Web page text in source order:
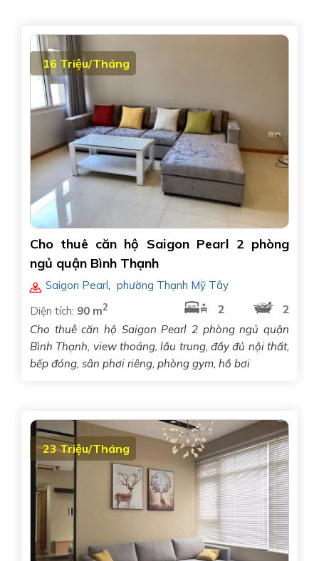
16 Triệu/Tháng
Cho thuê căn hộ Saigon Pearl 2 phòng
ngủ quận Bình Thạnh
Saigon Pearl, phường Thạnh Mỹ Tây
Diện tích: 90 m2 2
2
Cho thuê căn hộ Saigon Pearl 2 phòng ngủ quận
Bình Thạnh, view thoáng, lầu trung, đầy đủ nội thất,
bếp đóng, sân phơi riêng, phòng gym, hồ bơi
23 Triệu/Tháng